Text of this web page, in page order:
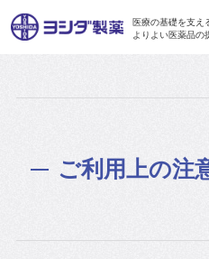
医療の基礎を支え
よりよい医薬品の
ご利用上の注